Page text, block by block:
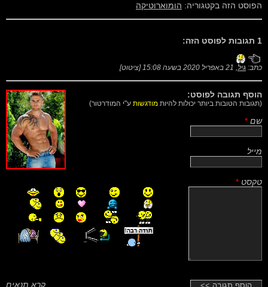
הפוסט הזה בקטגוריה: הומוארוטיקה
1 תגובות לפוסט הזה:
כתב: גיל, 21 באפריל 2020 בשעה 15:08 [ציטוט]
הוסף תגובה לפוסט:
(תגובות הטובות ביותר יכולות להיות מודגשות ע"י המודרטור)
שם *
מייל
טקסט *
קרא תנאים